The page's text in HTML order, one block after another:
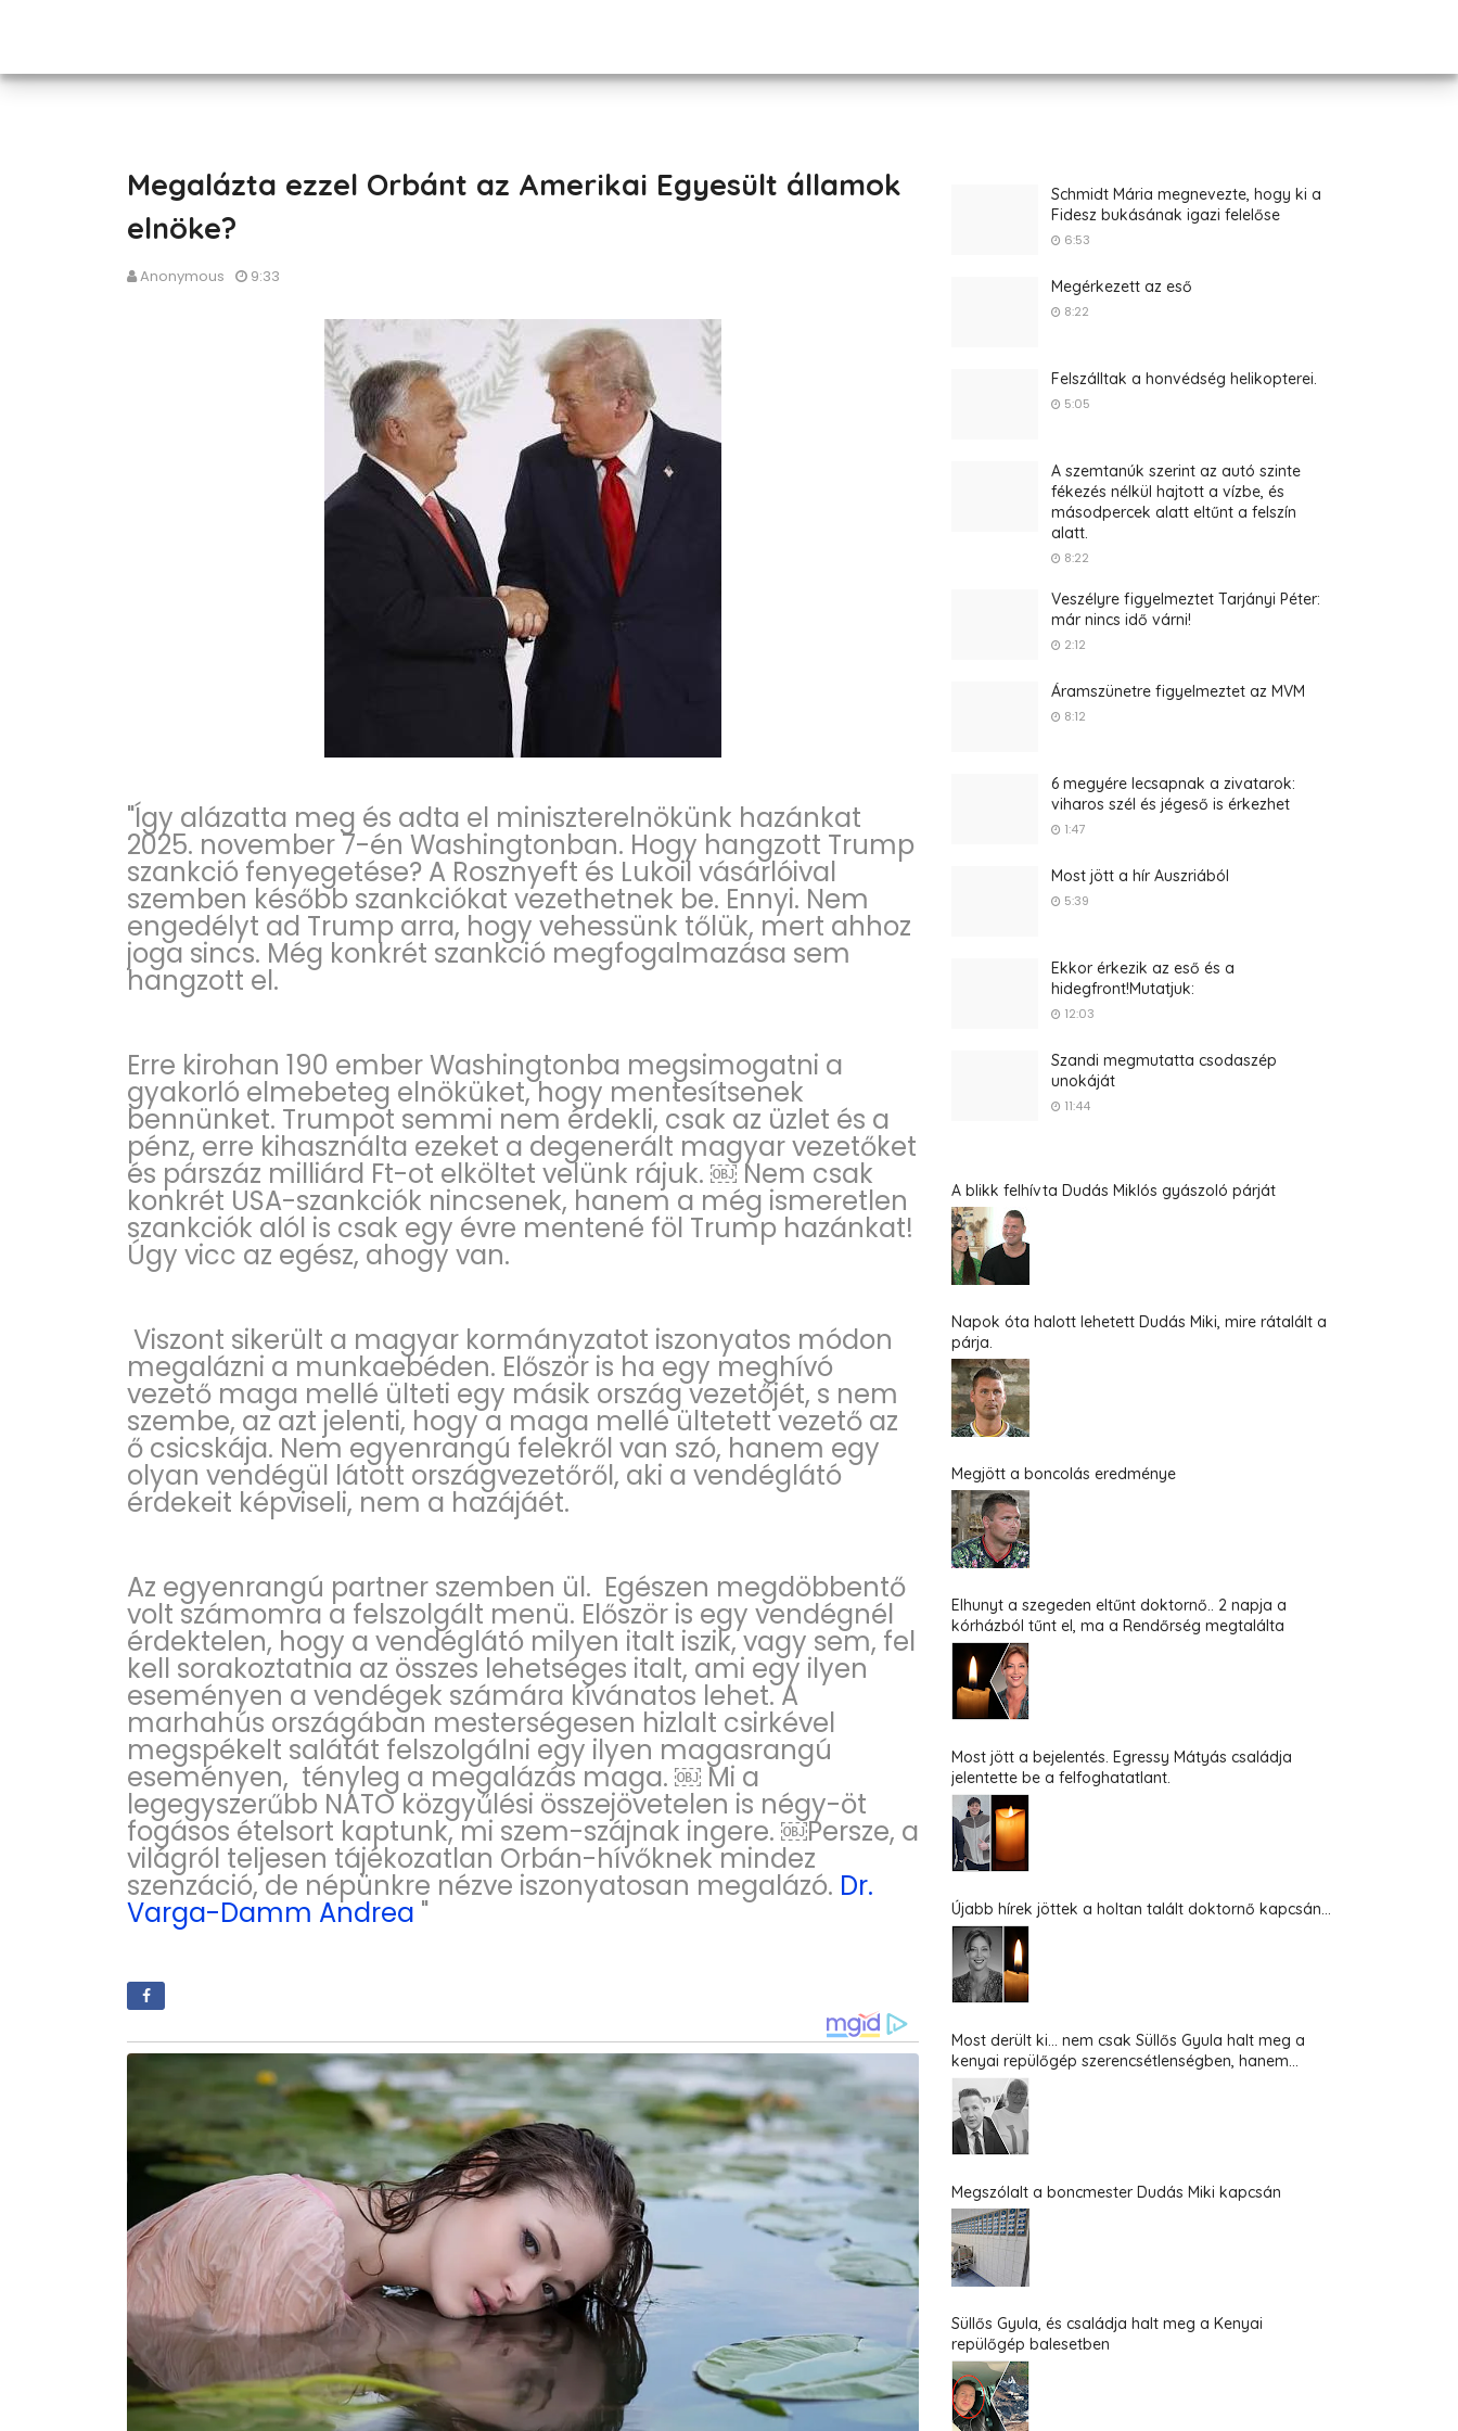
Megalázta ezzel Orbánt az Amerikai Egyesült államok
elnöke?
Anonymous 9:33
"Így alázatta meg és adta el miniszterelnökünk hazánkat
2025. november 7-én Washingtonban. Hogy hangzott Trump
szankció fenyegetése? A Rosznyeft és Lukoil vásárlóival
szemben később szankciókat vezethetnek be. Ennyi. Nem
engedélyt ad Trump arra, hogy vehessünk tőlük, mert ahhoz
joga sincs. Még konkrét szankció megfogalmazása sem
hangzott el.
Erre kirohan 190 ember Washingtonba megsimogatni a
gyakorló elmebeteg elnöküket, hogy mentesítsenek
bennünket. Trumpot semmi nem érdekli, csak az üzlet és a
pénz, erre kihasználta ezeket a degenerált magyar vezetőket
és párszáz milliárd Ft-ot elköltet velünk rájuk. ￼ Nem csak
konkrét USA-szankciók nincsenek, hanem a még ismeretlen
szankciók alól is csak egy évre mentené föl Trump hazánkat!
Úgy vicc az egész, ahogy van.
Viszont sikerült a magyar kormányzatot iszonyatos módon
megalázni a munkaebéden. Először is ha egy meghívó
vezető maga mellé ülteti egy másik ország vezetőjét, s nem
szembe, az azt jelenti, hogy a maga mellé ültetett vezető az
ő csicskája. Nem egyenrangú felekről van szó, hanem egy
olyan vendégül látott országvezetőről, aki a vendéglátó
érdekeit képviseli, nem a hazájáét.
Az egyenrangú partner szemben ül. Egészen megdöbbentő
volt számomra a felszolgált menü. Először is egy vendégnél
érdektelen, hogy a vendéglátó milyen italt iszik, vagy sem, fel
kell sorakoztatnia az összes lehetséges italt, ami egy ilyen
eseményen a vendégek számára kívánatos lehet. A
marhahús országában mesterségesen hizlalt csirkével
megspékelt salátát felszolgálni egy ilyen magasrangú
eseményen, tényleg a megalázás maga. ￼ Mi a
legegyszerűbb NATO közgyűlési összejövetelen is négy-öt
fogásos ételsort kaptunk, mi szem-szájnak ingere. ￼Persze, a
világról teljesen tájékozatlan Orbán-hívőknek mindez
szenzáció, de népünkre nézve iszonyatosan megalázó. Dr.
Varga-Damm Andrea "
Schmidt Mária megnevezte, hogy ki a
Fidesz bukásának igazi felelőse
6:53
Megérkezett az eső
8:22
Felszálltak a honvédség helikopterei.
5:05
A szemtanúk szerint az autó szinte
fékezés nélkül hajtott a vízbe, és
másodpercek alatt eltűnt a felszín
alatt.
8:22
Veszélyre figyelmeztet Tarjányi Péter:
már nincs idő várni!
2:12
Áramszünetre figyelmeztet az MVM
8:12
6 megyére lecsapnak a zivatarok:
viharos szél és jégeső is érkezhet
1:47
Most jött a hír Auszriából
5:39
Ekkor érkezik az eső és a
hidegfront!Mutatjuk:
12:03
Szandi megmutatta csodaszép
unokáját
11:44
A blikk felhívta Dudás Miklós gyászoló párját
Napok óta halott lehetett Dudás Miki, mire rátalált a
párja.
Megjött a boncolás eredménye
Elhunyt a szegeden eltűnt doktornő.. 2 napja a
kórházból tűnt el, ma a Rendőrség megtalálta
Most jött a bejelentés. Egressy Mátyás családja
jelentette be a felfoghatatlant.
Újabb hírek jöttek a holtan talált doktornő kapcsán...
Most derült ki... nem csak Süllős Gyula halt meg a
kenyai repülőgép szerencsétlenségben, hanem...
Megszólalt a boncmester Dudás Miki kapcsán
Süllős Gyula, és családja halt meg a Kenyai
repülőgép balesetben